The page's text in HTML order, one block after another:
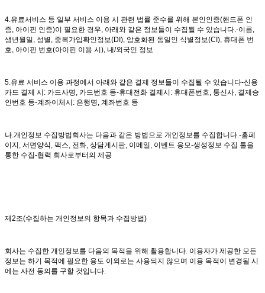
4.유료서비스 등 일부 서비스 이용 시 관련 법률 준수를 위해 본인인증(핸드폰 인
증, 아이핀 인증)이 필요한 경우, 아래와 같은 정보들이 수집될 수 있습니다.-이름,
생년월일, 성별, 중복가입확인정보(DI), 암호화된 동일인 식별정보(CI), 휴대폰 번
호, 아이핀 번호(아이핀 이용 시), 내/외국인 정보
5.유료 서비스 이용 과정에서 아래와 같은 결제 정보들이 수집될 수 있습니다-신용
카드 결제 시: 카드사명, 카드번호 등-휴대전화 결제시: 휴대폰번호, 통신사, 결제승
인번호 등-계좌이체시: 은행명, 계좌번호 등
나.개인정보 수집방법회사는 다음과 같은 방법으로 개인정보를 수집합니다.-홈페
이지, 서면양식, 팩스, 전화, 상담게시판, 이메일, 이벤트 응모-생성정보 수집 툴을
통한 수집-협력 회사로부터의 제공
제2조(수집하는 개인정보의 항목과 수집방법)
회사는 수집한 개인정보를 다음의 목적을 위해 활용합니다. 이용자가 제공한 모든
정보는 하기 목적에 필요한 용도 이외로는 사용되지 않으며 이용 목적이 변경될 시
에는 사전 동의를 구할 것입니다.